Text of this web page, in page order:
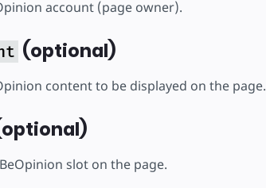
account (page owner).
(optional)
content to be displayed on the page.
slot on the page.